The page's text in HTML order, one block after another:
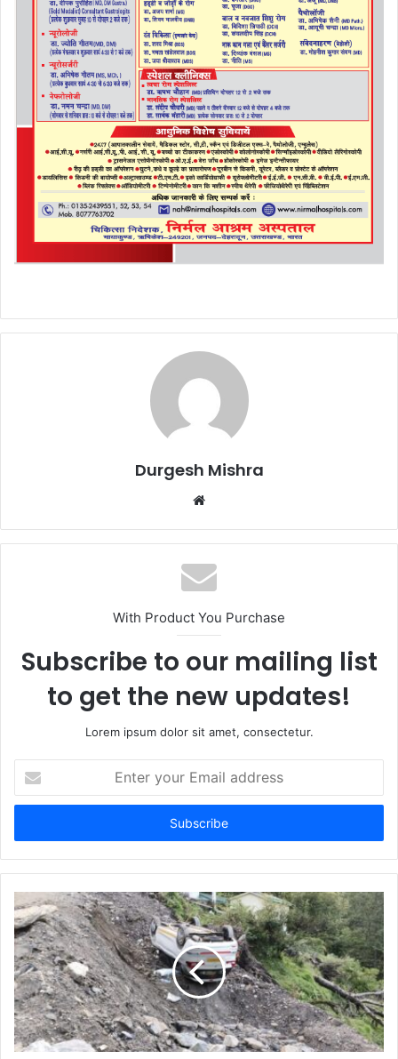
Durgesh Mishra
Website
With Product You Purchase
Subscribe to our mailing list
to get the new updates!
Lorem ipsum dolor sit amet, consectetur.
your
Email